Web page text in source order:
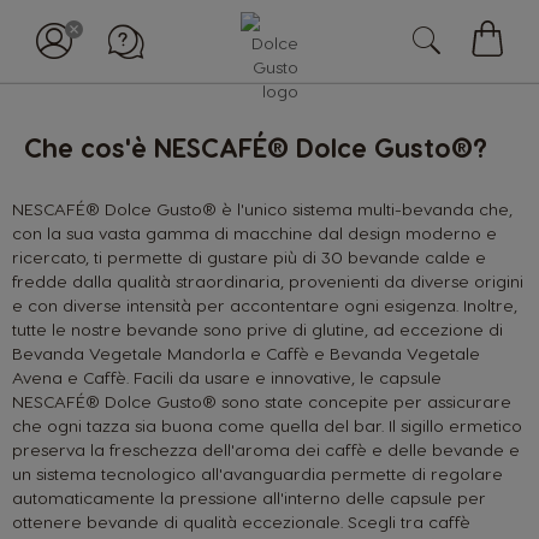
Che cos'è NESCAFÉ® Dolce Gusto®?
NESCAFÉ® Dolce Gusto® è l'unico sistema multi-bevanda che,
con la sua vasta gamma di macchine dal design moderno e
ricercato, ti permette di gustare più di 30 bevande calde e
fredde dalla qualità straordinaria, provenienti da diverse origini
e con diverse intensità per accontentare ogni esigenza. Inoltre,
tutte le nostre bevande sono prive di glutine, ad eccezione di
Bevanda Vegetale Mandorla e Caffè e Bevanda Vegetale
Avena e Caffè. Facili da usare e innovative, le capsule
NESCAFÉ® Dolce Gusto® sono state concepite per assicurare
che ogni tazza sia buona come quella del bar. Il sigillo ermetico
preserva la freschezza dell'aroma dei caffè e delle bevande e
un sistema tecnologico all'avanguardia permette di regolare
automaticamente la pressione all'interno delle capsule per
ottenere bevande di qualità eccezionale. Scegli tra caffè